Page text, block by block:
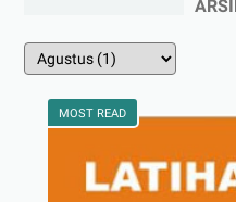
MOST READ